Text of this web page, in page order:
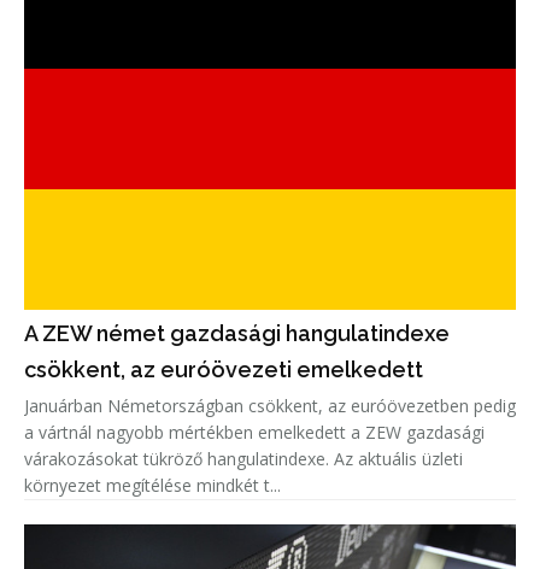
A ZEW német gazdasági hangulatindexe
csökkent, az euróövezeti emelkedett
Januárban Németországban csökkent, az euróövezetben pedig
a vártnál nagyobb mértékben emelkedett a ZEW gazdasági
várakozásokat tükröző hangulatindexe. Az aktuális üzleti
környezet megítélése mindkét t...